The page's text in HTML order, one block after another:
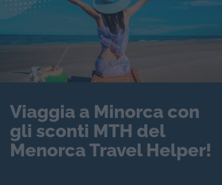
Viaggia a Minorca con
gli sconti MTH del
Menorca Travel Helper!